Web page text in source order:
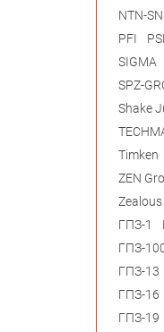
NTN-
PFI
PSL
SIGMA
SPZ-
Shake
Timken
ZEN
ГПЗ-1
ГПЗ-
ГПЗ-13
ГПЗ-16
ГПЗ-19